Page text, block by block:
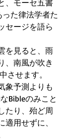
、モーセ五書
た律法学者た
セージを語ら
を見ると、雨
、南風が吹き
させます。
象予測よりも
Bibleのみこと
たり、殆ど周
用せずに、